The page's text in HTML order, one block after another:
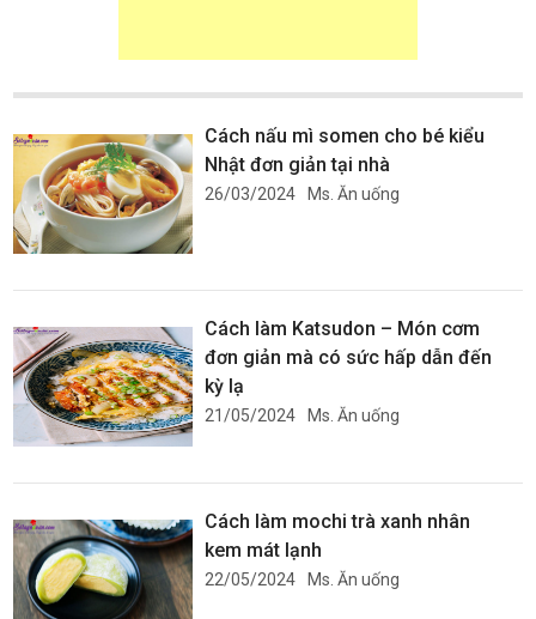
Cách nấu mì somen cho bé kiểu
Nhật đơn giản tại nhà
26/03/2024 Ms. Ăn uống
Cách làm Katsudon – Món cơm
đơn giản mà có sức hấp dẫn đến
kỳ lạ
21/05/2024 Ms. Ăn uống
Cách làm mochi trà xanh nhân
kem mát lạnh
22/05/2024 Ms. Ăn uống